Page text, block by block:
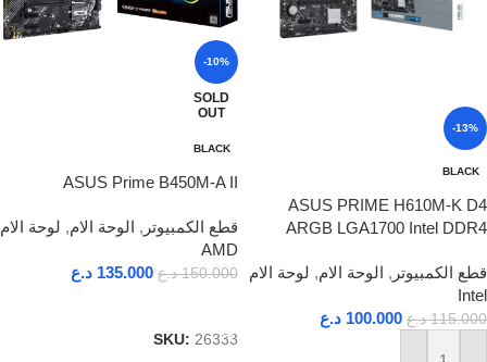
-13%
BLACK
ASUS PRIME H610M-K D4
ARGB LGA1700 Intel DDR4
قطع الكمبيوتر , الوحة الام, لوحة الام
Intel
115.000 د.ع 100.000 د.ع
-10%
SOLD
OUT
BLACK
ASUS Prime B450M-A II
قطع الكمبيوتر , الوحة الام, لوحة الام
AMD
150.000 د.ع 135.000 د.ع
SKU: 26333